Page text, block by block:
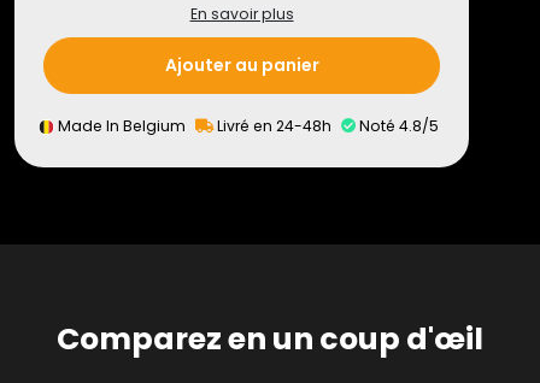
En savoir plus
Ajouter au panier
Made In Belgium Livré en 24-48h Noté 4.8/5
Comparez en un coup d'œil